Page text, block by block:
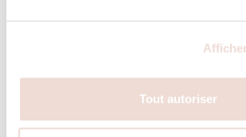
Tout autoriser
sont pas retournés dans ce délai,
de ceux-ci. En cas d’impossibilité ou
stock, les produits ne pouvant être